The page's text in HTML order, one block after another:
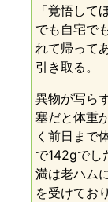
「覚悟し
でも自宅で
れて帰って
引き取る。
異物が写ら
塞だと体重
く前日まで
で142gでし
満は老ハム
を受けてお